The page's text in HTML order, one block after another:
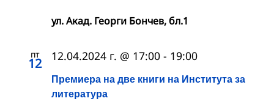
ул. Акад. Георги Бончев, бл.1
пт
12
Премиера на две книги на Института за
литература
12.04.2024 г. @ 17:00 - 19:00